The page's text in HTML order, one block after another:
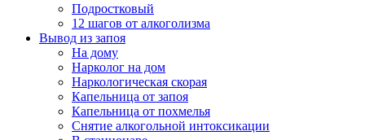
Подростковый
12 шагов от алкоголизма
Вывод из запоя
На дому
Нарколог на дом
Наркологическая скорая
Капельница от запоя
Капельница от похмелья
Снятие алкогольной интоксикации